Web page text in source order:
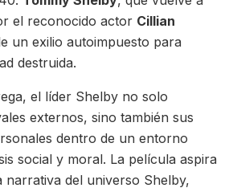
el reconocido actor Cillian
un exilio autoimpuesto para
destruida.
el líder Shelby no solo
externos, sino también sus
dentro de un entorno
social y moral. La película aspira
del universo Shelby,